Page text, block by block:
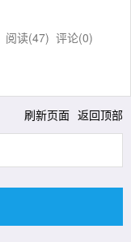
阅读(47) 评论(0)
刷新页面 返回顶部